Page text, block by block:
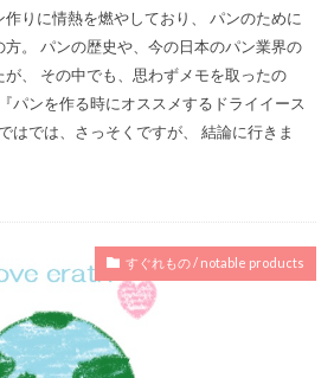
りに情熱を燃やしており、 パンのために
。 パンの歴史や、今の日本のパン業界の
、 その中でも、思わずメモを取ったの
パンを作る時にオススメするドライイース
はでは、さっそくですが、 結論に行きま
すぐれもの / notable products